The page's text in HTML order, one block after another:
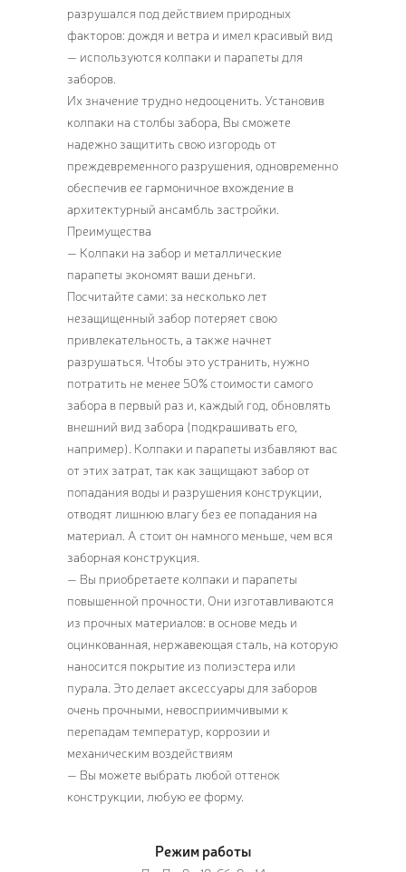
разрушался под действием природных
факторов: дождя и ветра и имел красивый вид
— используются колпаки и парапеты для
заборов.
Их значение трудно недооценить. Установив
колпаки на столбы забора, Вы сможете
надежно защитить свою изгородь от
преждевременного разрушения, одновременно
обеспечив ее гармоничное вхождение в
архитектурный ансамбль застройки.
Преимущества
— Колпаки на забор и металлические
парапеты экономят ваши деньги.
Посчитайте сами: за несколько лет
незащищенный забор потеряет свою
привлекательность, а также начнет
разрушаться. Чтобы это устранить, нужно
потратить не менее 50% стоимости самого
забора в первый раз и, каждый год, обновлять
внешний вид забора (подкрашивать его,
например). Колпаки и парапеты избавляют вас
от этих затрат, так как защищают забор от
попадания воды и разрушения конструкции,
отводят лишнюю влагу без ее попадания на
материал. А стоит он намного меньше, чем вся
заборная конструкция.
— Вы приобретаете колпаки и парапеты
повышенной прочности. Они изготавливаются
из прочных материалов: в основе медь и
оцинкованная, нержавеющая сталь, на которую
наносится покрытие из полиэстера или
пурала. Это делает аксессуары для заборов
очень прочными, невосприимчивыми к
перепадам температур, коррозии и
механическим воздействиям
— Вы можете выбрать любой оттенок
конструкции, любую ее форму.
Режим работы